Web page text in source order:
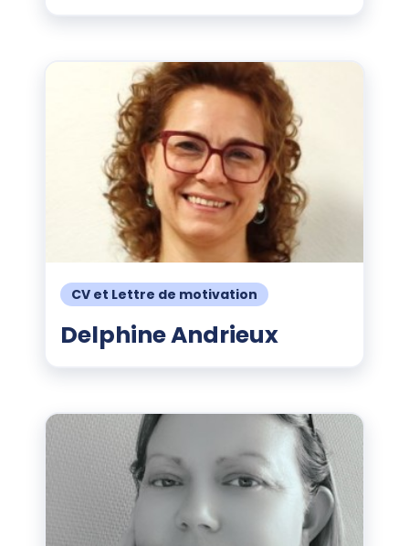
CV et Lettre de motivation
Delphine Andrieux